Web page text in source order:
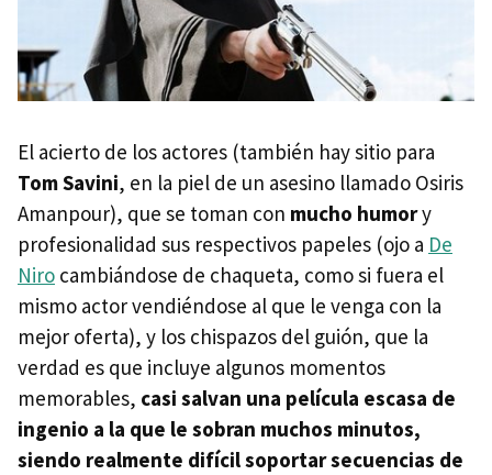
El acierto de los actores (también hay sitio para
Tom Savini, en la piel de un asesino llamado Osiris
Amanpour), que se toman con mucho humory
profesionalidad sus respectivos papeles (ojo a De
Niro cambiándose de chaqueta, como si fuera el
mismo actor vendiéndose al que le venga con la
mejor oferta), y los chispazos del guión, que la
verdad es que incluye algunos momentos
memorables, casi salvan una película escasa de
ingenio a la que le sobran muchos minutos,
siendo realmente difícil soportar secuencias de